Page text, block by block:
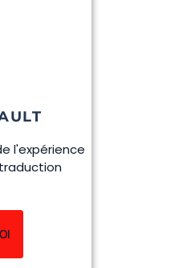
l'expérience